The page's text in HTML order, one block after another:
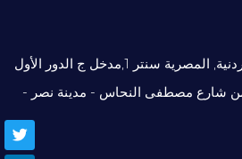
سنتر 1,مدخل ج الدور الأول
من شارع مصطفى النحاس - مدينة نصر -